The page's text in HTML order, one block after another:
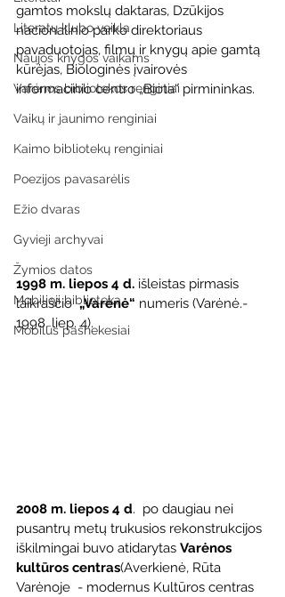
Literatų klubo veikla
Naujos knygos vaikams
Varėnos bibliotekos renginiai
Vaikų ir jaunimo renginiai
Kaimo bibliotekų renginiai
Poezijos pavasarėlis
Ežio dvaras
Gyvieji archyvai
Žymios datos
Mobilioji biblioteka
Mobilūs pašnekesiai
gamtos mokslų daktaras, Dzūkijos
nacionalinio parko direktoriaus
pavaduotojas, filmų ir knygų apie gamtą
kūrėjas, Biologinės įvairovės
informacinio centro „Biota“ pirmininkas.
1998 m. liepos 4 d. išleistas pirmasis
laikraščio „Varėnė“ numeris (Varėnė.-
1998, liep. 4).
2008 m. liepos 4 d.  po daugiau nei
pusantrų metų trukusios rekonstrukcijos
iškilmingai buvo atidarytas Varėnos
kultūros centras(Averkienė, Rūta
Varėnoje  - modernus Kultūros centras